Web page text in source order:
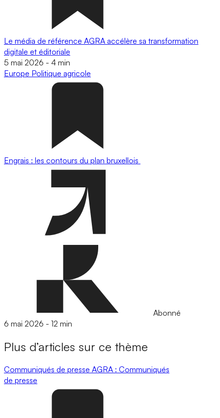
Le média de référence AGRA accélère sa transformation
digitale et éditoriale
5 mai 2026 - 4 min
Europe Politique agricole
Engrais : les contours du plan bruxellois
Abonné
6 mai 2026 - 12 min
Plus d’articles sur ce thème
Communiqués de presse AGRA : Communiqués
de presse